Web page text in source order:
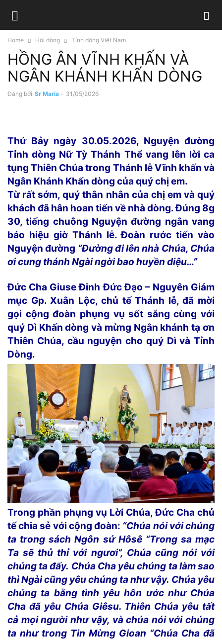
Home Hội dòng Tỉnh dòng Việt Nam
HỒNG ÂN VĨNH KHẤN VÀ
NGÂN KHÁNH KHẤN DÒNG
Đăng bởi Sr Maria - 31/05/2026
Thứ Bảy ngày 30.05.2026, Nguyện đường
Tỉnh dòng Nữ Tỳ Thánh Thể vang lên lời ca
tụng Thiên Chúa trong Thánh lễ Vĩnh khấn và
Ngân Khánh Khấn dòng của quý chị em.
Từ rất sớm, quý thân nhân của chị em và quý
khách đã hân hoan tiến về nhà dòng. Đúng 8g
30, tiếng chuông Nguyện đường ngân vang
báo hiệu giờ Thánh lễ. Đoàn rước tiến vào
Nguyện đường “Đường đi lên nhà Chúa, Chúa
ơi cung thánh Ngài ngời bao huyền diệu…”
Đức Cha Giuse Đinh Đức Đạo – Nguyên Giám
mục Gp. Xuân Lộc, chủ tế Thánh lễ, đã mời
gọi cộng đoàn phụng vụ sốt sắng cùng với
quý Dì Khấn dòng và mừng Ngân khánh tạ ơn
Thiên Chúa, cầu nguyện cho quý Dì và Tỉnh
Dòng.
Trong phần phụng vụ Lời Chúa, Đức Cha chủ
tế chia sẻ với cộng đoàn: “Chúa nói với chúng
ta trong sách Ngôn sứ Hôsê “Trong sa mạc
Ta sẽ thủ thỉ với ngươi”, Chúa cũng nói với
chúng ta đấy. Chúa Cha yêu chúng ta làm sao
thì Ngài cũng yêu chúng ta như vậy. Chúa yêu
chúng ta bằng tình yêu hôn ước như Chúa
Cha đã yêu Chúa Giêsu. Thiên Chúa yêu tất
cả mọi người như vậy, và chúa nói với chúng
ta như trong Tin Mừng Gioan “Chúa Cha đã